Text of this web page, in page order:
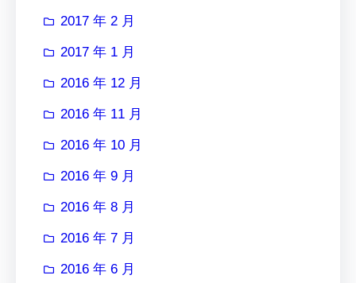
2017 年 2 月
2017 年 1 月
2016 年 12 月
2016 年 11 月
2016 年 10 月
2016 年 9 月
2016 年 8 月
2016 年 7 月
2016 年 6 月